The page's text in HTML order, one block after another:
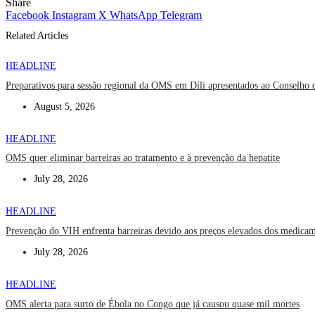
Share
Facebook Instagram X WhatsApp Telegram
Related Articles
HEADLINE
Preparativos para sessão regional da OMS em Díli apresentados ao Conselho
August 5, 2026
HEADLINE
OMS quer eliminar barreiras ao tratamento e à prevenção da hepatite
July 28, 2026
HEADLINE
Prevenção do VIH enfrenta barreiras devido aos preços elevados dos
July 28, 2026
HEADLINE
OMS alerta para surto de Ébola no Congo que já causou quase mil mortes